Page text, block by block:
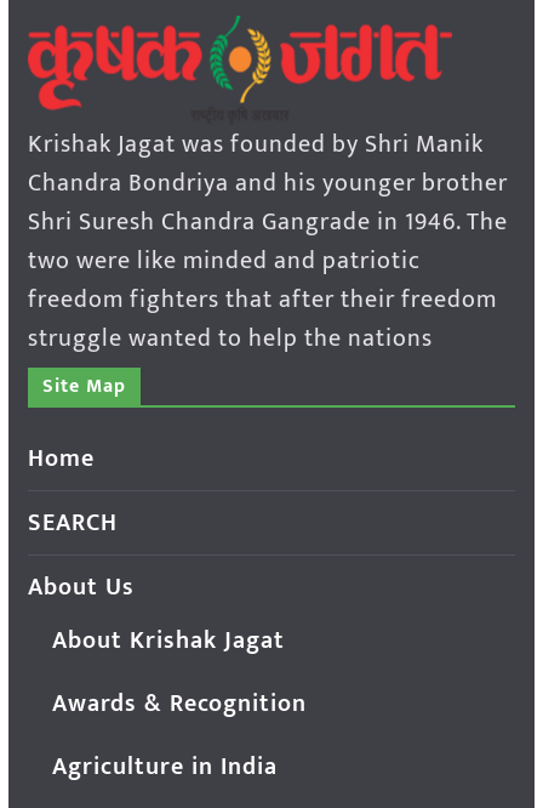
Krishak Jagat was founded by Shri Manik
Chandra Bondriya and his younger brother
Shri Suresh Chandra Gangrade in 1946. The
two were like minded and patriotic
freedom fighters that after their freedom
struggle wanted to help the nations
Site Map
Home
SEARCH
About Us
About Krishak Jagat
Awards & Recognition
Agriculture in India